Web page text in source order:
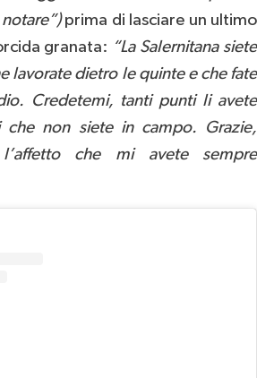
prima di lasciare un ultimo
granata: “La Salernitana siete
lavorate dietro le quinte e che fate
Credetemi, tanti punti li avete
che non siete in campo. Grazie,
che mi avete sempre